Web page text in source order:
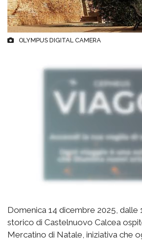
OLYMPUS DIGITAL CAMERA
Domenica 14 dicembre 2025, dalle
storico di Castelnuovo Calcea
Mercatino di Natale, iniziativa che